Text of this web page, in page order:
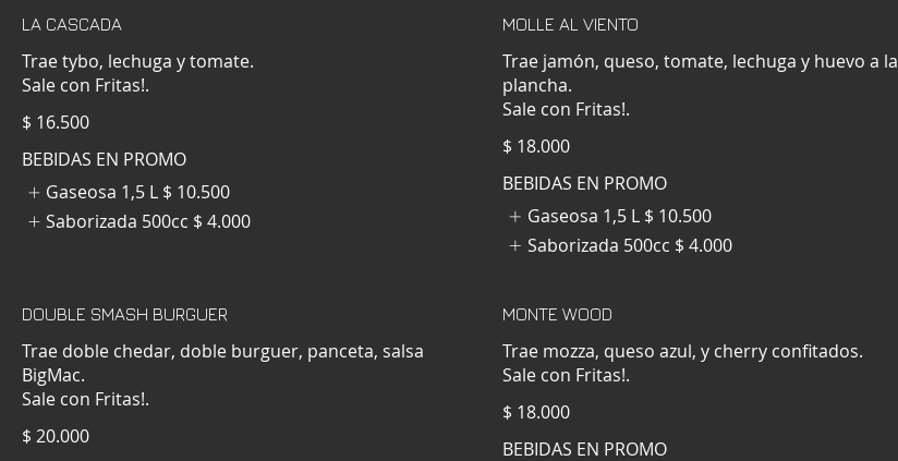
LA CASCADA
Trae tybo, lechuga y tomate.
Sale con Fritas!.
$ 16.500
BEBIDAS EN PROMO
Gaseosa 1,5 L $ 10.500
Saborizada 500cc $ 4.000
MOLLE AL VIENTO
Trae jamón, queso, tomate, lechuga y huevo a la
plancha.
Sale con Fritas!.
$ 18.000
BEBIDAS EN PROMO
Gaseosa 1,5 L $ 10.500
Saborizada 500cc $ 4.000
DOUBLE SMASH BURGUER
Trae doble chedar, doble burguer, panceta, salsa
BigMac.
Sale con Fritas!.
$ 20.000
MONTE WOOD
Trae mozza, queso azul, y cherry confitados.
Sale con Fritas!.
$ 18.000
BEBIDAS EN PROMO